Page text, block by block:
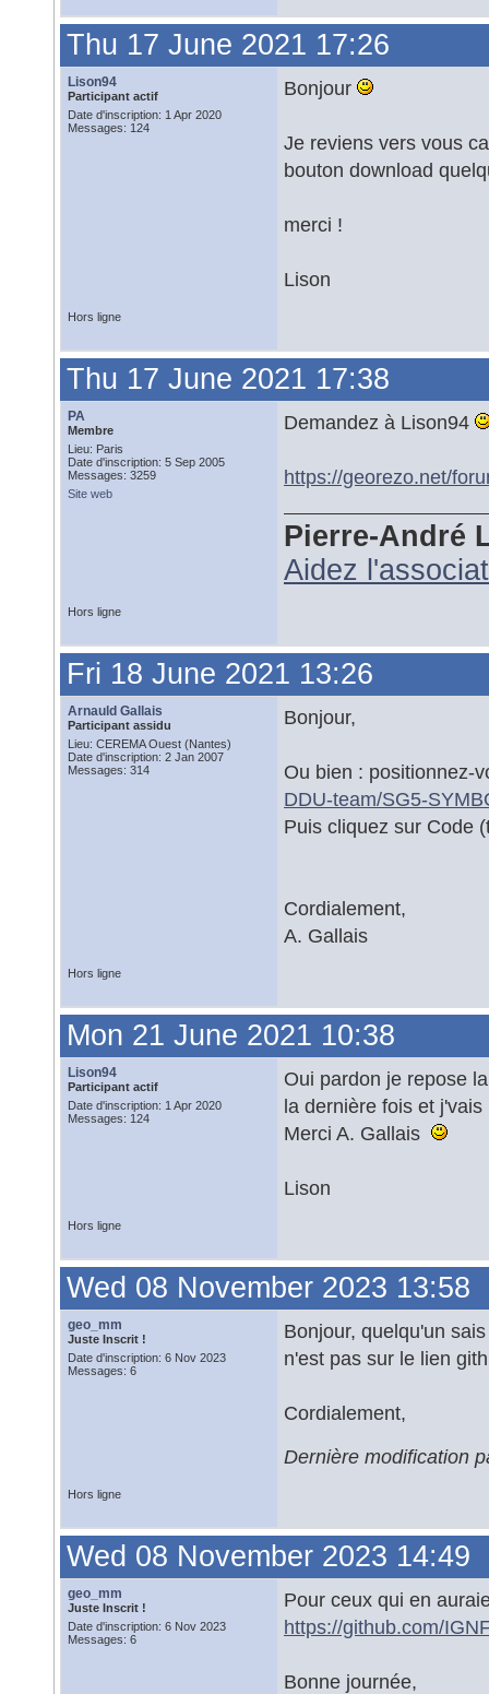
Thu 17 June 2021 17:26
Lison94
Participant actif
Date d'inscription: 1 Apr 2020
Messages: 124
Bonjour
Je reviens vers vous
bouton download
merci !
Lison
Hors ligne
Thu 17 June 2021 17:38
PA
Membre
Lieu: Paris
Date d'inscription: 5 Sep 2005
Messages: 3259
Site web
Demandez à Lison94
https://georezo.net/
Pierre-André
Aidez
Hors ligne
Fri 18 June 2021 13:26
Arnauld Gallais
Participant assidu
Lieu: CEREMA Ouest (Nantes)
Date d'inscription: 2 Jan 2007
Messages: 314
Bonjour,
Ou bien : positionnez-
DDU-team/SG5-
Puis cliquez sur Code
Cordialement,
A. Gallais
Hors ligne
Mon 21 June 2021 10:38
Lison94
Participant actif
Date d'inscription: 1 Apr 2020
Messages: 124
Oui pardon je repose
la dernière fois et
Merci A. Gallais
Lison
Hors ligne
Wed 08 November 2023 13:58
geo_mm
Juste Inscrit !
Date d'inscription: 6 Nov 2023
Messages: 6
Bonjour, quelqu'un
n'est pas sur le lien
Cordialement,
Dernière modification
Hors ligne
Wed 08 November 2023 14:49
geo_mm
Juste Inscrit !
Date d'inscription: 6 Nov 2023
Messages: 6
Pour ceux qui en
https://github.com/
Bonne journée,